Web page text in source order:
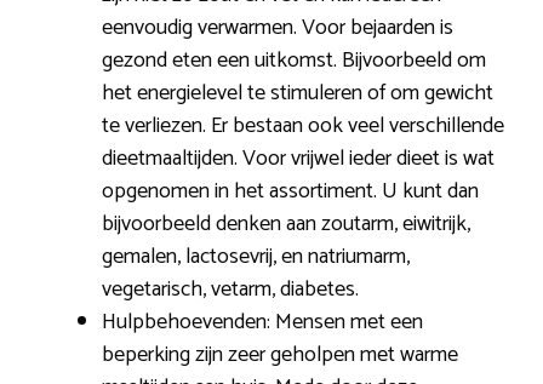
eenvoudig verwarmen. Voor bejaarden is
gezond eten een uitkomst. Bijvoorbeeld om
het energielevel te stimuleren of om gewicht
te verliezen. Er bestaan ook veel verschillende
dieetmaaltijden. Voor vrijwel ieder dieet is wat
opgenomen in het assortiment. U kunt dan
bijvoorbeeld denken aan zoutarm, eiwitrijk,
gemalen, lactosevrij, en natriumarm,
vegetarisch, vetarm, diabetes.
Hulpbehoevenden: Mensen met een
beperking zijn zeer geholpen met warme